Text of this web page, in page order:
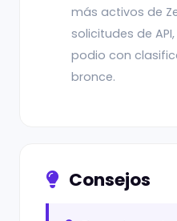
más activos de
solicitudes de
podio con
bronce.
Consejos